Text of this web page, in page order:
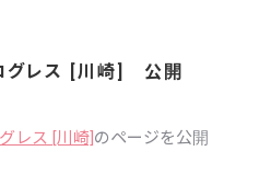
ログレス [川崎] 公開
レス [川崎]のページを公開